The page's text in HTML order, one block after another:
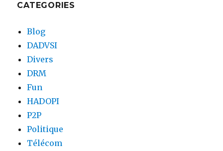
CATEGORIES
Blog
DADVSI
Divers
DRM
Fun
HADOPI
P2P
Politique
Télécom